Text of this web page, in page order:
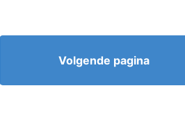
Volgende pagina